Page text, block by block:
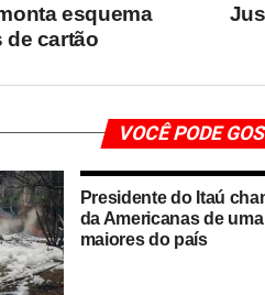
esquema
de cartão
VOCÊ PODE
Presidente do Itaú
da Americanas de
maiores do país